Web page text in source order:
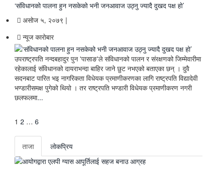
‘संविधानको पालना हुन नसकेको भनी जनआवाज उठ्नु ज्यादै दुखद पक्ष हो’
असोज ५, २०७९ |
न्यूज काराेबार
उपराष्ट्रपति नन्दबहादुर पुन 'पासाङ'ले संविधानको पालन र संरक्षणको जिम्मेवारीमा
रहेकालाई संविधानको दायराभन्दा बाहिर जाने छुट नभएको बताएका छन् । दुवै
सदनबाट पारित भइ नागरिकता विधेयक प्रमाणीकरणका लागि राष्ट्रपति विद्यादेवी
भण्डारीसमक्ष पुगेको थियो । तर राष्ट्रपति भण्डारी विधेयक प्रमाणीकरण नगरी
छलफलमा...
1 2 … 6
ताजा
लाेकप्रिय